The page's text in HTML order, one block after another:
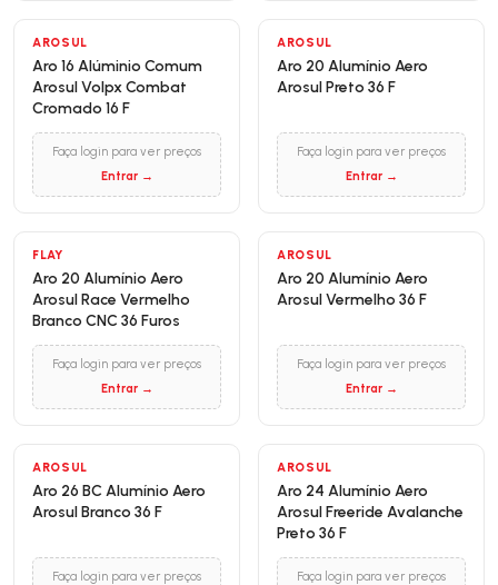
AROSUL
Aro 16 Alúminio Comum
Arosul Volpx Combat
Cromado 16 F
Faça login para ver preços
Entrar →
AROSUL
Aro 20 Alumínio Aero
Arosul Preto 36 F
Faça login para ver preços
Entrar →
FLAY
Aro 20 Alumínio Aero
Arosul Race Vermelho
Branco CNC 36 Furos
Faça login para ver preços
Entrar →
AROSUL
Aro 20 Alumínio Aero
Arosul Vermelho 36 F
Faça login para ver preços
Entrar →
AROSUL
Aro 26 BC Alumínio Aero
Arosul Branco 36 F
Faça login para ver preços
AROSUL
Aro 24 Alumínio Aero
Arosul Freeride Avalanche
Preto 36 F
Faça login para ver preços